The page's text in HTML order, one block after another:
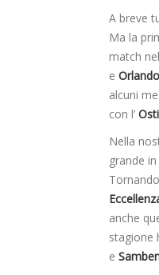
A breve
Ma la
match
e
alcuni
con l’
Nella
grande
anche
stagione
e